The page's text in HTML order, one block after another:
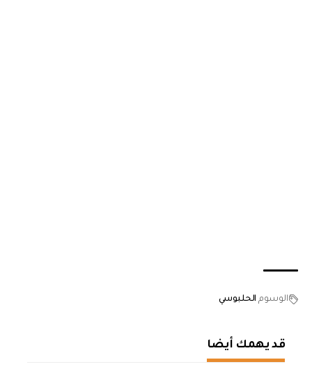
الوسوم الحلبوسي
قد يهمك أيضا